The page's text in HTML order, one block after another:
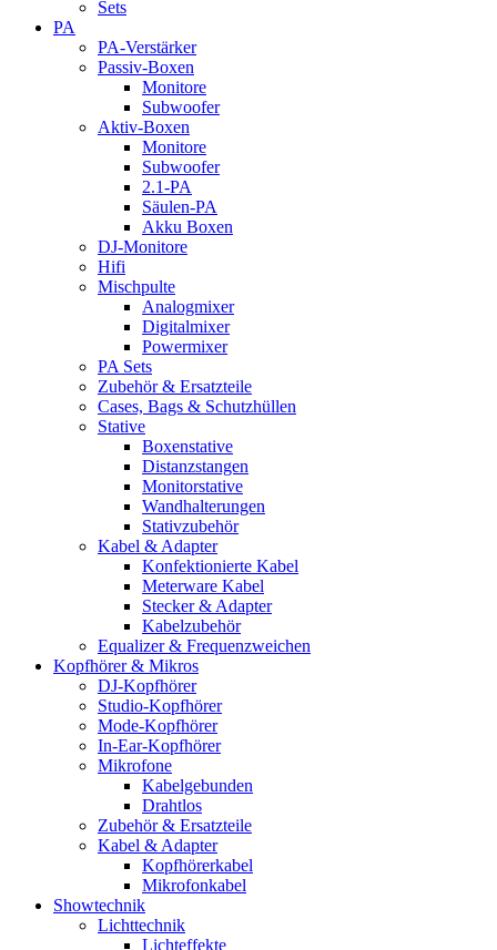
Sets
PA
PA-Verstärker
Passiv-Boxen
Monitore
Subwoofer
Aktiv-Boxen
Monitore
Subwoofer
2.1-PA
Säulen-PA
Akku Boxen
DJ-Monitore
Hifi
Mischpulte
Analogmixer
Digitalmixer
Powermixer
PA Sets
Zubehör & Ersatzteile
Cases, Bags & Schutzhüllen
Stative
Boxenstative
Distanzstangen
Monitorstative
Wandhalterungen
Stativzubehör
Kabel & Adapter
Konfektionierte Kabel
Meterware Kabel
Stecker & Adapter
Kabelzubehör
Equalizer & Frequenzweichen
Kopfhörer & Mikros
DJ-Kopfhörer
Studio-Kopfhörer
Mode-Kopfhörer
In-Ear-Kopfhörer
Mikrofone
Kabelgebunden
Drahtlos
Zubehör & Ersatzteile
Kabel & Adapter
Kopfhörerkabel
Mikrofonkabel
Showtechnik
Lichttechnik
Lichteffekte